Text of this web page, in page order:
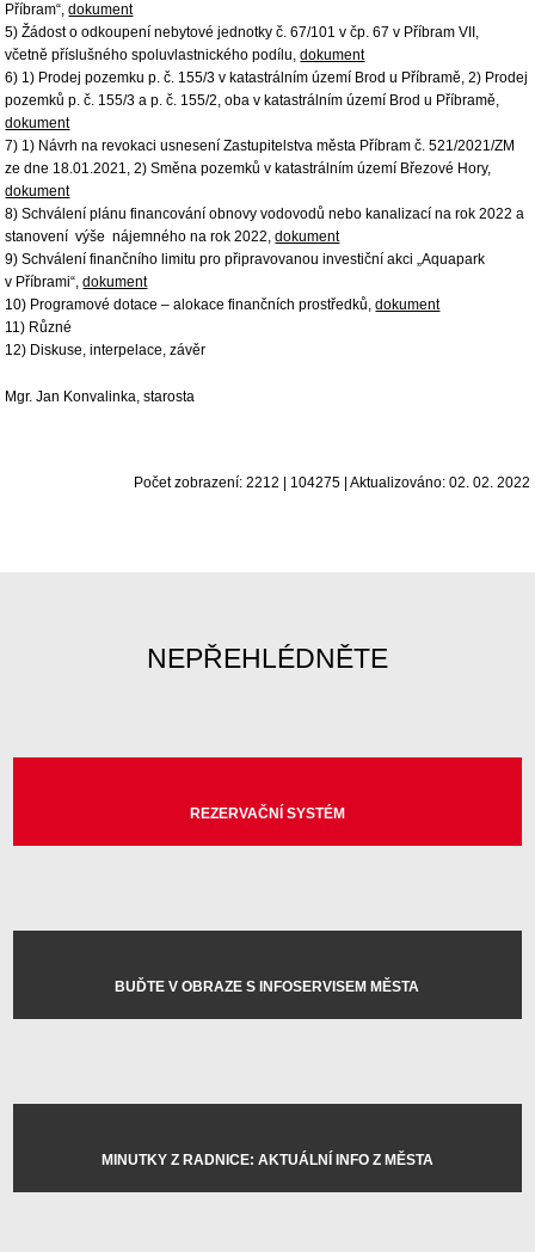
Příbram“,dokument
5) Žádost o odkoupení nebytové jednotky č. 67/101 v čp. 67 v Příbram VII,
včetně příslušného spoluvlastnického podílu,dokument
6) 1) Prodej pozemku p. č. 155/3 v katastrálním území Brod u Příbramě, 2) Prodej
pozemků p. č. 155/3 a p. č. 155/2, oba v katastrálním území Brod u Příbramě,
dokument
7) 1) Návrh na revokaci usnesení Zastupitelstva města Příbram č. 521/2021/ZM
ze dne 18.01.2021, 2) Směna pozemků v katastrálním území Březové Hory,
dokument
8) Schválení plánu financování obnovy vodovodů nebo kanalizací na rok 2022 a
stanovení výše nájemného na rok 2022,dokument
9) Schválení finančního limitu pro připravovanou investiční akci „Aquapark
v Příbrami“,dokument
10) Programové dotace – alokace finančních prostředků,dokument
11) Různé
12) Diskuse, interpelace, závěr
Mgr. Jan Konvalinka, starosta
Počet zobrazení: 2212 | 104275 | Aktualizováno: 02. 02. 2022
NEPŘEHLÉDNĚTE
REZERVAČNÍ SYSTÉM
BUĎTE V OBRAZE S INFOSERVISEM MĚSTA
MINUTKY Z RADNICE: AKTUÁLNÍ INFO Z MĚSTA